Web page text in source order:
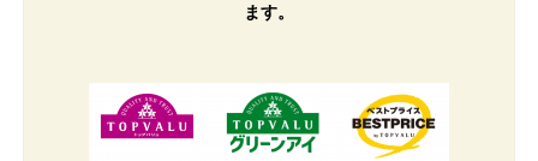
ます。